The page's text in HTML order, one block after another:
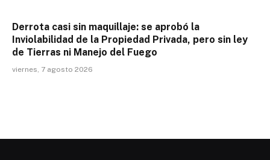
Derrota casi sin maquillaje: se aprobó la
Inviolabilidad de la Propiedad Privada, pero sin ley
de Tierras ni Manejo del Fuego
viernes, 7 agosto 2026